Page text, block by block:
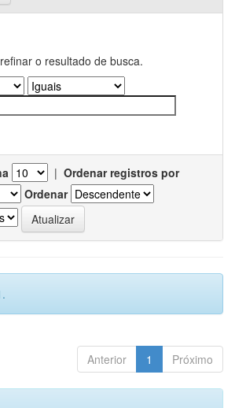
o resultado de busca.
| Ordenar registros por
Ordenar
Anterior 1 Próximo